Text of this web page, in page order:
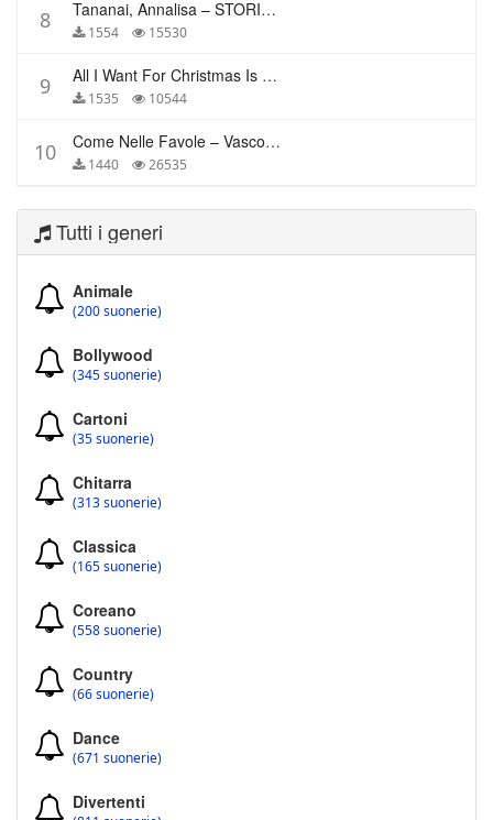
8 Tananai, Annalisa – STORIE BREVI
1554 15530
9 All I Want For Christmas Is You – Mariah Carey
1535 10544
10 Come Nelle Favole – Vasco Rossi
1440 26535
Tutti i generi
Animale
(200 suonerie)
Bollywood
(345 suonerie)
Cartoni
(35 suonerie)
Chitarra
(313 suonerie)
Classica
(165 suonerie)
Coreano
(558 suonerie)
Country
(66 suonerie)
Dance
(671 suonerie)
Divertenti